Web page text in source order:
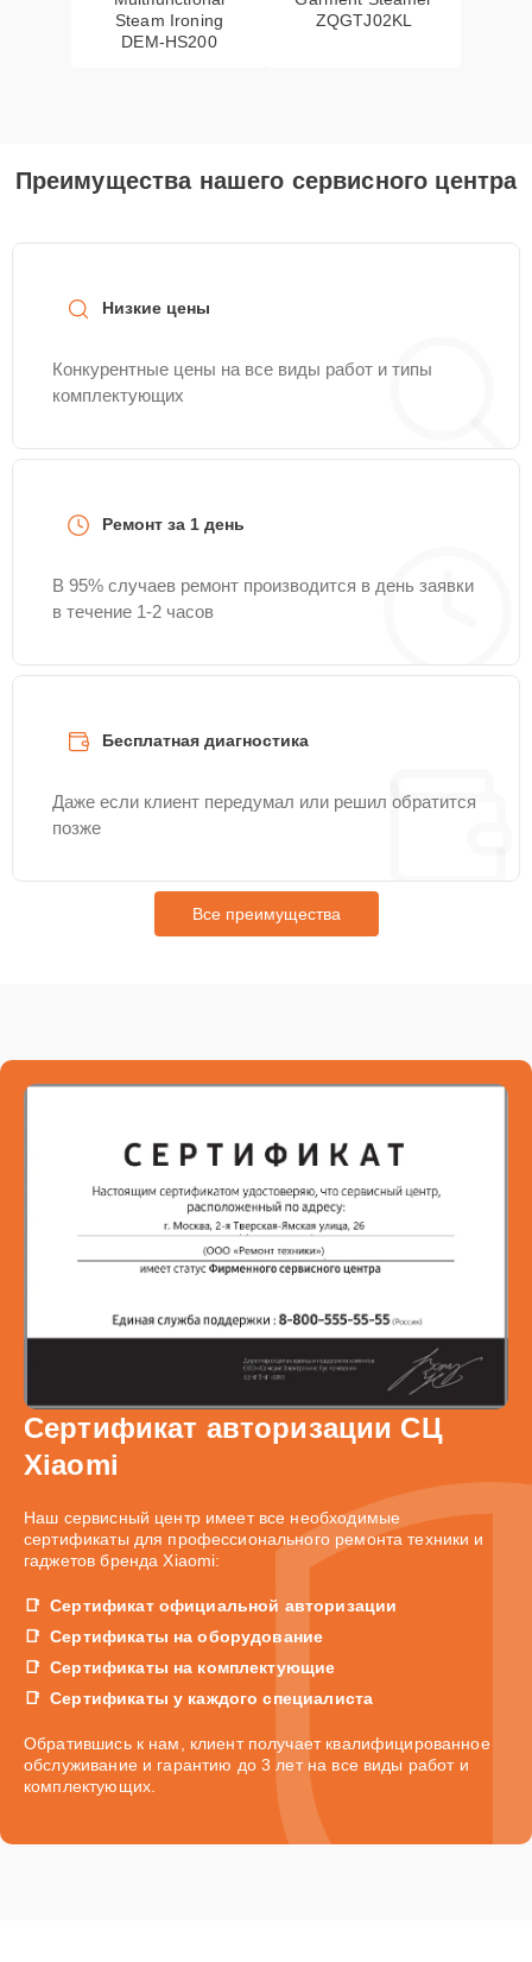
Steam Ironing
DEM-HS200
ZQGTJ02KL
Преимущества нашего сервисного центра
Низкие цены
Конкурентные цены на все виды работ и типы
комплектующих
Ремонт за 1 день
В 95% случаев ремонт производится в день заявки
в течение 1-2 часов
Бесплатная диагностика
Даже если клиент передумал или решил обратится
позже
Все преимущества
Сертификат авторизации СЦ
Xiaomi
Наш сервисный центр имеет все необходимые
сертификаты для профессионального ремонта техники и
гаджетов бренда Xiaomi:
Сертификат официальной авторизации
Сертификаты на оборудование
Сертификаты на комплектующие
Сертификаты у каждого специалиста
Обратившись к нам, клиент получает квалифицированное
обслуживание и гарантию до 3 лет на все виды работ и
комплектующих.